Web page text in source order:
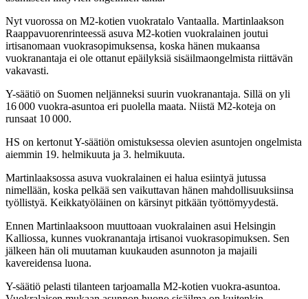
Nyt vuorossa on M2-kotien vuokratalo Vantaalla. Martinlaakson
Raappavuoren­rinteessä asuva M2-kotien vuokralainen joutui
irtisanomaan vuokrasopimuksensa, koska hänen mukaansa
vuokranantaja ei ole ottanut epäilyksiä sisäilma­ongelmista riittävän
vakavasti.
Y-säätiö on Suomen neljänneksi suurin vuokranantaja. Sillä on yli
16 000 vuokra-asuntoa eri puolella maata. Niistä M2-koteja on
runsaat 10 000.
HS on kertonut Y-säätiön omistuksessa olevien asuntojen ongelmista
aiemmin 19. helmikuuta ja 3. helmikuuta.
Martinlaaksossa asuva vuokralainen ei halua esiintyä jutussa
nimellään, koska pelkää sen vaikuttavan hänen mahdollisuuksiinsa
työllistyä. Keikkatyöläinen on kärsinyt pitkään työttömyydestä.
Ennen Martinlaaksoon muuttoaan vuokralainen asui Helsingin
Kalliossa, kunnes vuokranantaja irtisanoi vuokrasopimuksen. Sen
jälkeen hän oli muutaman kuukauden asunnoton ja majaili
kavereidensa luona.
Y-säätiö pelasti tilanteen tarjoamalla M2-kotien vuokra-asuntoa.